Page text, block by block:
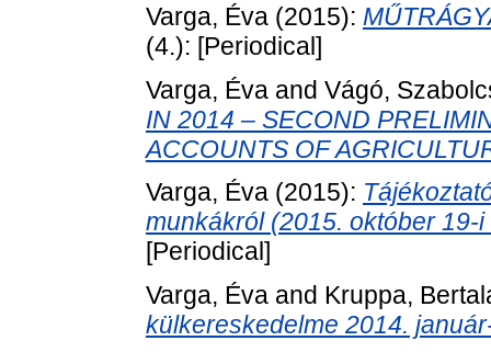
Varga, Éva (2015):
(4.): [Periodical]
Varga, Éva and Vágó,
IN 2014 – SECOND
ACCOUNTS OF
Varga, Éva (2015):
munkákról (2015. október
[Periodical]
Varga, Éva and Kruppa,
külkereskedelme 2014.